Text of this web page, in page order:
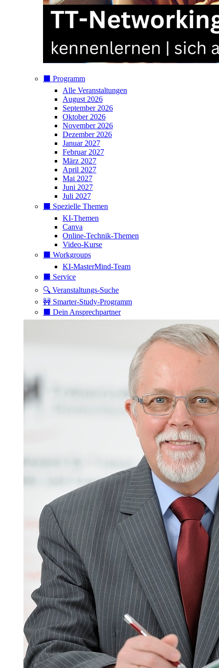
⬛️ Programm
Alle Veranstaltungen
August 2026
September 2026
Oktober 2026
November 2026
Dezember 2026
Januar 2027
Februar 2027
März 2027
April 2027
Mai 2027
Juni 2027
Juli 2027
⬛️ Spezielle Themen
KI-Themen
Canva
Online-Technik-Themen
Video-Kurse
⬛️ Workgroups
KI-MasterMind-Team
⬛️ Service
🔍 Veranstaltungs-Suche
🚧 Smarter-Study-Programm
⬛️ Dein Ansprechpartner